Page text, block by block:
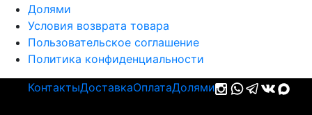
Долями
Условия возврата товара
Пользовательское соглашение
Политика конфиденциальности
КонтактыДоставкаОплатаДолями